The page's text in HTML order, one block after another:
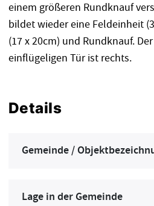
einem größeren Rundknauf
bildet wieder eine Feldeinheit
(17 x 20cm) und Rundknauf.
einflügeligen Tür ist rechts.
Details
Gemeinde /
Lage in der Gemeinde